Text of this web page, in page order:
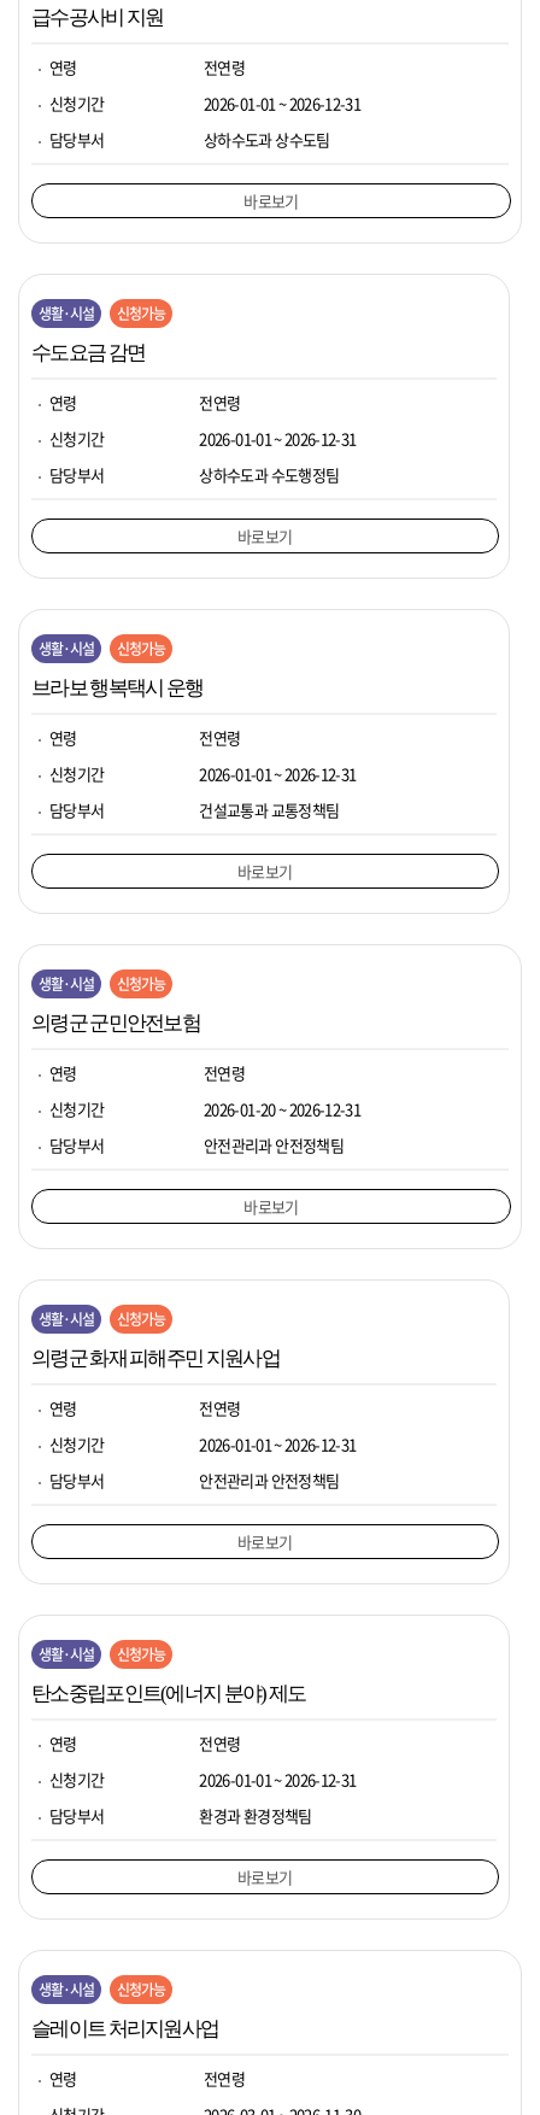
급수공사비 지원
연령
전연령
신청기간
2026-01-01 ~ 2026-12-31
담당부서
상하수도과 상수도팀
바로보기
생활·시설 신청가능
수도요금 감면
연령
전연령
신청기간
2026-01-01 ~ 2026-12-31
담당부서
상하수도과 수도행정팀
바로보기
생활·시설 신청가능
브라보 행복택시 운행
연령
전연령
신청기간
2026-01-01 ~ 2026-12-31
담당부서
건설교통과 교통정책팀
바로보기
생활·시설 신청가능
의령군 군민안전보험
연령
전연령
신청기간
2026-01-20 ~ 2026-12-31
담당부서
안전관리과 안전정책팀
바로보기
생활·시설 신청가능
의령군 화재 피해주민 지원사업
연령
전연령
신청기간
2026-01-01 ~ 2026-12-31
담당부서
안전관리과 안전정책팀
바로보기
생활·시설 신청가능
탄소중립포인트(에너지 분야) 제도
연령
전연령
신청기간
2026-01-01 ~ 2026-12-31
담당부서
환경과 환경정책팀
바로보기
생활·시설 신청가능
슬레이트 처리지원사업
연령
전연령